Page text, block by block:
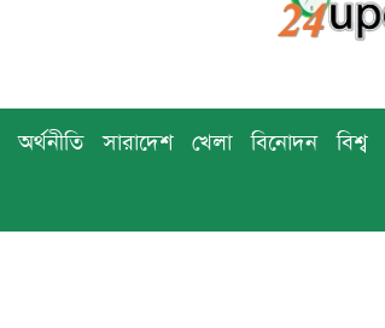
অর্থনীতি সারাদেশ খেলা বিনোদন বিশ্ব